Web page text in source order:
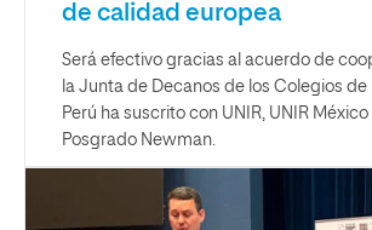
de calidad europea
Será efectivo gracias al acuerdo de
la Junta de Decanos de los Colegios de
Perú ha suscrito con UNIR, UNIR
Posgrado Newman.